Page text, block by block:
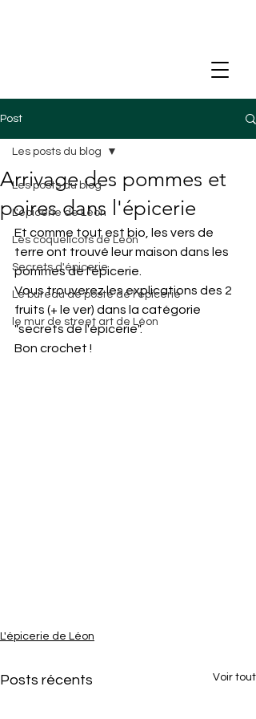
Post
Les posts du blog
L'épicerie de Léon
Les coquelicots de Léon
Secrets d'épicerie
Le bureau de poste de l'épicerie
le mur de street art de Léon
Les posts du blog
Arrivage des pommes et
poires dans l'épicerie
Et comme tout est bio, les vers de
terre ont trouvé leur maison dans les
pommes de l'épicerie.
Vous trouverez les explications des 2
fruits (+ le ver) dans la catégorie
"secrets de l'épicerie".
Bon crochet !
L'épicerie de Léon
Posts récents Voir tout